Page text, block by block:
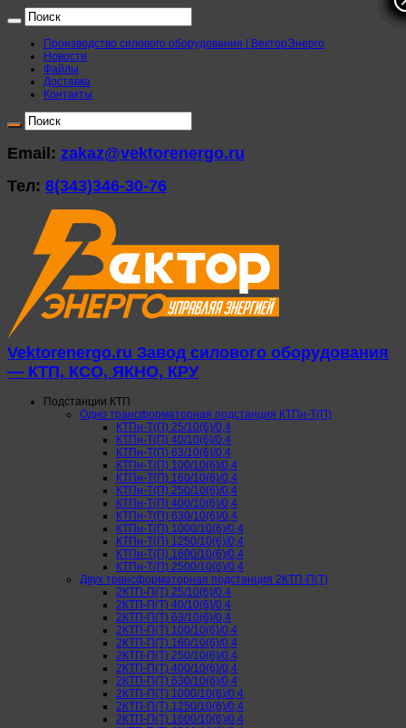
Производство силового оборудования | ВекторЭнерго
Новости
Файлы
Доставка
Контакты
Email: zakaz@vektorenergo.ru
Тел: 8(343)346-30-76
Vektorenergo.ru Завод силового оборудования
— КТП, КСО, ЯКНО, КРУ
Подстанции КТП
Одно трансформаторная подстанция КТПн-Т(П)
КТПн-Т(П) 25/10(6)/0,4
КТПн-Т(П) 40/10(6)/0,4
КТПн-Т(П) 63/10(6)/0,4
КТПн-Т(П) 100/10(6)/0,4
КТПн-Т(П) 160/10(6)/0,4
КТПн-Т(П) 250/10(6)/0,4
КТПн-Т(П) 400/10(6)/0,4
КТПн-Т(П) 630/10(6)/0,4
КТПн-Т(П) 1000/10(6)/0,4
КТПн-Т(П) 1250/10(6)/0,4
КТПн-Т(П) 1600/10(6)/0,4
КТПн-Т(П) 2500/10(6)/0,4
Двух трансформаторная подстанция 2КТП-П(Т)
2КТП-П(Т) 25/10(6)/0,4
2КТП-П(Т) 40/10(6)/0,4
2КТП-П(Т) 63/10(6)/0,4
2КТП-П(Т) 100/10(6)/0,4
2КТП-П(Т) 160/10(6)/0,4
2КТП-П(Т) 250/10(6)/0,4
2КТП-П(Т) 400/10(6)/0,4
2КТП-П(Т) 630/10(6)/0,4
2КТП-П(Т) 1000/10(6)/0,4
2КТП-П(Т) 1250/10(6)/0,4
2КТП-П(Т) 1600/10(6)/0,4